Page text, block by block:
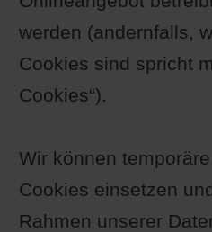
werden (andernfalls,
Cookies sind spricht
Cookies“).
Wir können
Cookies einsetzen
Rahmen unserer